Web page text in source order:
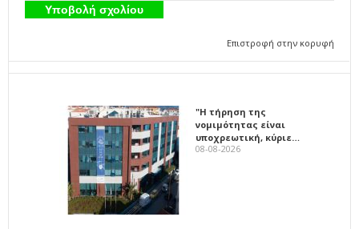
Επιστροφή στην κορυφή
"Η τήρηση της
νομιμότητας είναι
υποχρεωτική, κύριε…
08-08-2026